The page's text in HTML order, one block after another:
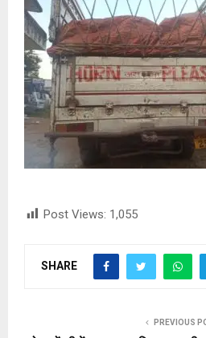
Post Views: 1,055
SHARE
PREVIOUS